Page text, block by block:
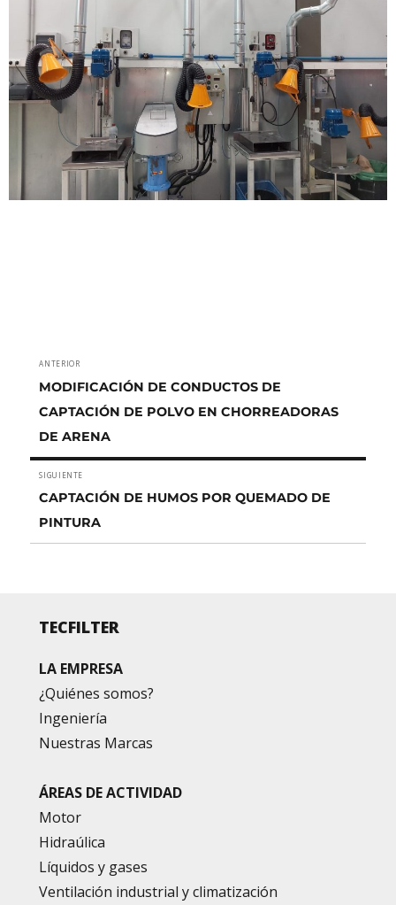
Navegación
de
entradas
ANTERIOR
Entrada
anterior:
MODIFICACIÓN DE CONDUCTOS DE
CAPTACIÓN DE POLVO EN CHORREADORAS
DE ARENA
SIGUIENTE
Entrada
siguiente:
CAPTACIÓN DE HUMOS POR QUEMADO DE
PINTURA
TECFILTER
LA EMPRESA
¿Quiénes somos?
Ingeniería
Nuestras Marcas
ÁREAS DE ACTIVIDAD
Motor
Hidraúlica
Líquidos y gases
Ventilación industrial y climatización